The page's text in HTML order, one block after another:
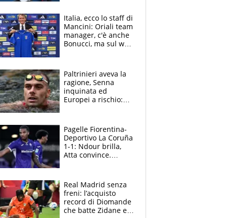
felice del mio livello"
Italia, ecco lo staff di
Mancini: Oriali team
manager, c'è anche
Bonucci, ma sul web
Paltrinieri aveva la
ragione, Senna
inquinata ed
Europei a rischio:
adesso
Pagelle Fiorentina-
Deportivo La Coruña
1-1: Ndour brilla,
Atta convince.
Real Madrid senza
freni: l’acquisto
record di Diomande
che batte Zidane e